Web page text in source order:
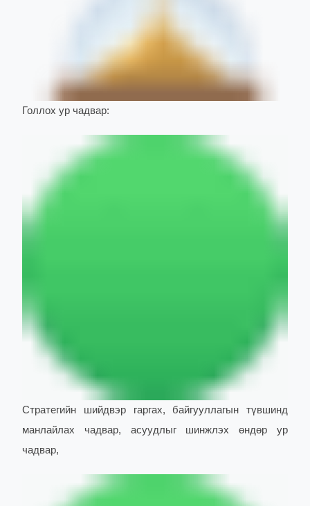
Голлох ур чадвар:
Стратегийн шийдвэр гаргах, байгууллагын түвшинд
манлайлах чадвар, асуудлыг шинжлэх өндөр ур
чадвар,